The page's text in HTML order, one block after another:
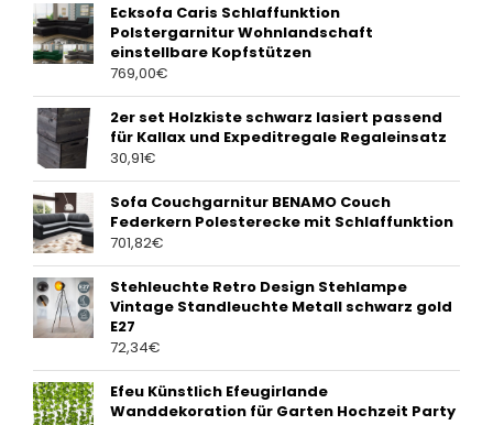
Ecksofa Caris Schlaffunktion
Polstergarnitur Wohnlandschaft
einstellbare Kopfstützen
769,00€
2er set Holzkiste schwarz lasiert passend
für Kallax und Expeditregale Regaleinsatz
30,91€
Sofa Couchgarnitur BENAMO Couch
Federkern Polesterecke mit Schlaffunktion
701,82€
Stehleuchte Retro Design Stehlampe
Vintage Standleuchte Metall schwarz gold
E27
72,34€
Efeu Künstlich Efeugirlande
Wanddekoration für Garten Hochzeit Party